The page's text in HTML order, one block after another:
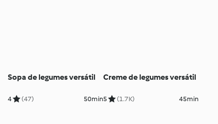
Sopa de legumes versátil
4 (47) 50min
Creme de legumes versátil
5 (1.7K) 45min